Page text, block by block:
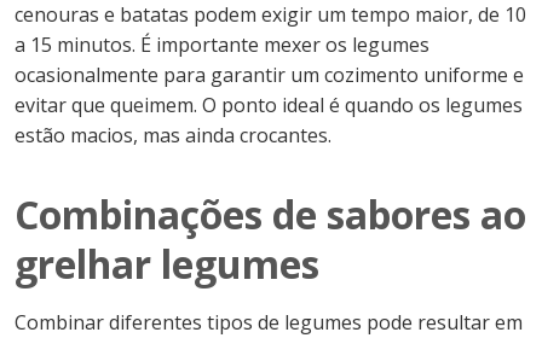
cenouras e batatas podem exigir um tempo maior, de 10
a 15 minutos. É importante mexer os legumes
ocasionalmente para garantir um cozimento uniforme e
evitar que queimem. O ponto ideal é quando os legumes
estão macios, mas ainda crocantes.
Combinações de sabores ao
grelhar legumes
Combinar diferentes tipos de legumes pode resultar em